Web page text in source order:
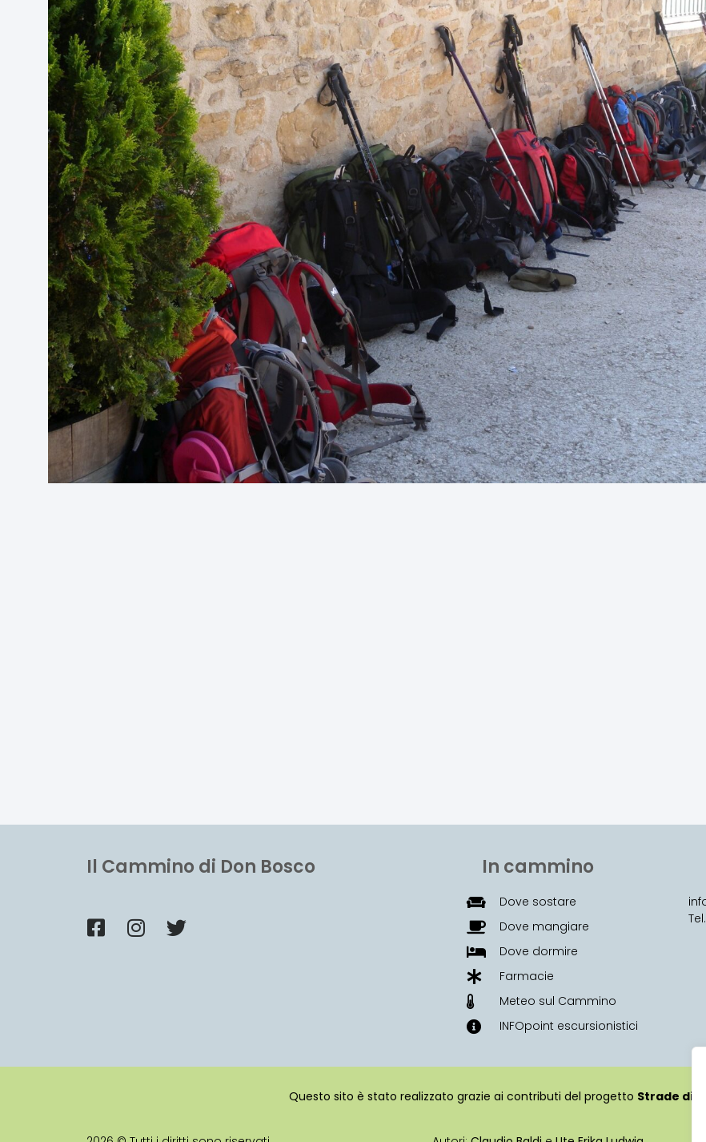
Il Cammino di Don Bosco In cammino
Dove sostare
Dove mangiare
Dove dormire
Farmacie
Meteo sul Cammino
INFOpoint escursionistici
Questo sito è stato realizzato grazie ai contributi del progetto Strade di